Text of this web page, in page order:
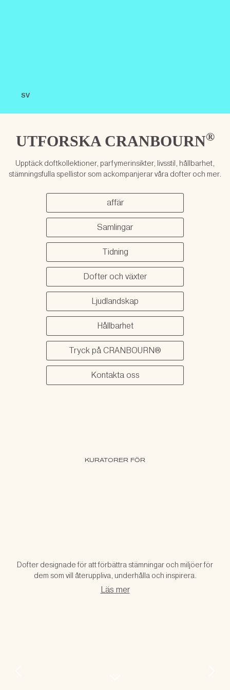
SV
UTFORSKA CRANBOURN®
Upptäck doftkollektioner, parfymerinsikter, livsstil, hållbarhet,
stämningsfulla spellistor som ackompanjerar våra dofter och mer.
affär
Samlingar
Tidning
Dofter och växter
Ljudlandskap
Hållbarhet
Tryck på CRANBOURN®
Kontakta oss
KURATORER FÖR
Dofter designade för att förbättra stämningar och miljöer för
dem som vill återuppliva, underhålla och inspirera.
Läs mer